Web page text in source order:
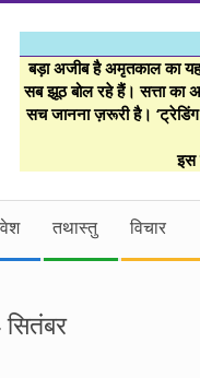
बड़ा अजीब है अमृतकाल का
सब झूठ बोल रहे हैं। सत्ता का
सच जानना ज़रूरी है।
इस
तथास्तु विचार